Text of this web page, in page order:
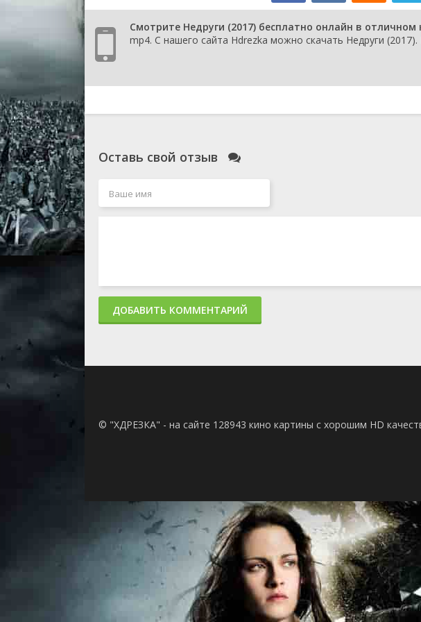
Смотрите Недруги (2017) бесплатно онлайн в отличном
mp4. С нашего сайта Hdrezka можно скачать Недруги
Оставь свой отзыв
ДОБАВИТЬ КОММЕНТАРИЙ
© "ХДРЕЗКА" - на сайте 128943 кино картины с хорошим HD